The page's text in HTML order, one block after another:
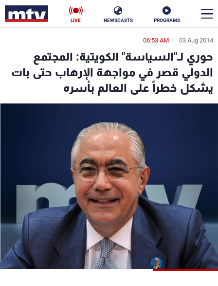
PROGRAMS
NEWSCASTS
LIVE
03 Aug 2014
06:53 AM
حوري لـ"السياسة" الكويتية: المجتمع
الدولي قصر في مواجهة الإرهاب حتى بات
يشكل خطراً على العالم بأسره
en
الأخبار
سياسة ناس
رياضة
البرامج
جدول البرامج
شاهد البرامج
الترددات